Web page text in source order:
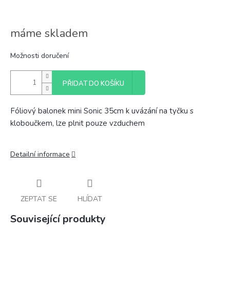
máme skladem
Možnosti doručení
PŘIDAT DO KOŠÍKU
Fóliový balonek mini Sonic 35cm k uvázání na tyčku s
kloboučkem, lze plnit pouze vzduchem
Detailní informace
ZEPTAT SE HLÍDAT
Související produkty